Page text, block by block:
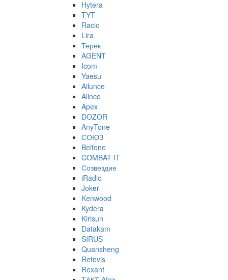
Hytera
TYT
Racio
Lira
Терек
AGENT
Icom
Yaesu
Ailunce
Alinco
Apex
DOZOR
AnyTone
СОЮЗ
Belfone
COMBAT IT
Созвездие
iRadio
Joker
Kenwood
Kydera
Kirisun
Datakam
SIRUS
Quansheng
Retevis
Rexant